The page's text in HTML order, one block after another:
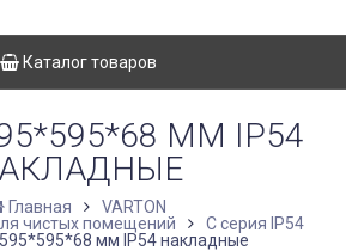
Каталог товаров
ММ IP54
Главная
VARTON
чистых помещений
C серия IP54
мм IP54 накладные